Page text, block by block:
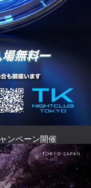
ンペーン開催